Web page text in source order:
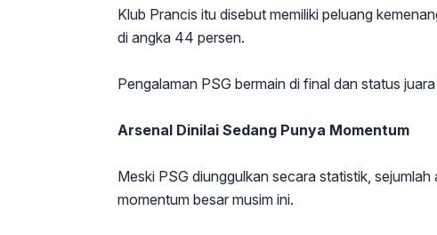
Klub Prancis itu disebut memiliki peluang
di angka 44 persen.
Pengalaman PSG bermain di final dan status
Arsenal Dinilai Sedang Punya Momentum
Meski PSG diunggulkan secara statistik,
momentum besar musim ini.